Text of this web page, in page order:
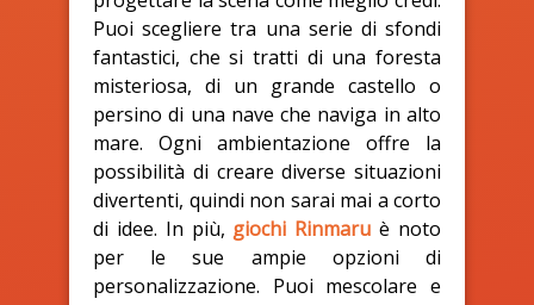
Puoi scegliere tra una serie di sfondi
fantastici, che si tratti di una foresta
misteriosa, di un grande castello o
persino di una nave che naviga in alto
mare. Ogni ambientazione offre la
possibilità di creare diverse situazioni
divertenti, quindi non sarai mai a corto
di idee. In più, giochi Rinmaru è noto
per le sue ampie opzioni di
personalizzazione. Puoi mescolare e